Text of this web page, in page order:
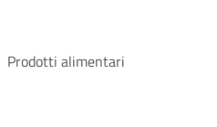
Prodotti alimentari